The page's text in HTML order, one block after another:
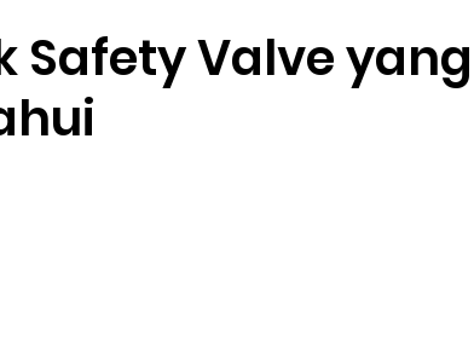
Safety Valve